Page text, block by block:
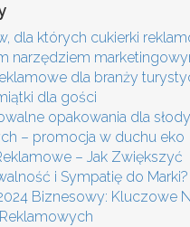
dla których cukierki
narzędziem
dla branży
dla gości
opakowania dla
– promocja w duchu eko
– Jak Zwiększyć
i Sympatię do Marki?
Biznesowy: Kluczowe